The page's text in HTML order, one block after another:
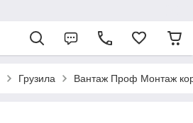
Грузила Вантаж Проф Монтаж